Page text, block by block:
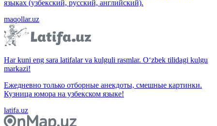
языках (узбекский, русский, английский).
maqollar.uz
Har kuni eng sara latifalar va kulguli rasmlar. O‘zbek tilidagi kulgu
markazi!
Ежедневно только отборные анекдоты, смешные картинки.
Кузница юмора на узбекском языке!
latifa.uz